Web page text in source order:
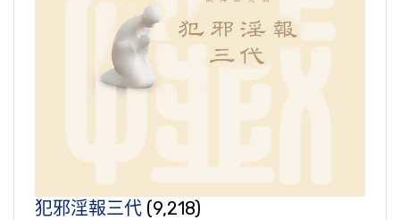
犯邪淫報三代 (9,218)